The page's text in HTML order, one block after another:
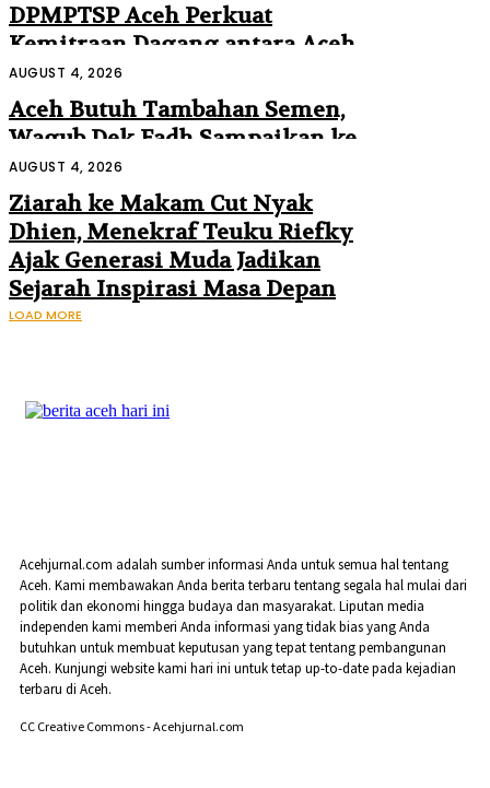
DPMPTSP Aceh Perkuat
Kemitraan Dagang antara Aceh
dan Malaysia
AUGUST 4, 2026
Aceh Butuh Tambahan Semen,
Wagub Dek Fadh Sampaikan ke
Mendagri dan Danantara
AUGUST 4, 2026
Ziarah ke Makam Cut Nyak
Dhien, Menekraf Teuku Riefky
Ajak Generasi Muda Jadikan
Sejarah Inspirasi Masa Depan
LOAD MORE
Acehjurnal.com adalah sumber informasi Anda untuk semua hal tentang
Aceh. Kami membawakan Anda berita terbaru tentang segala hal mulai dari
politik dan ekonomi hingga budaya dan masyarakat. Liputan media
independen kami memberi Anda informasi yang tidak bias yang Anda
butuhkan untuk membuat keputusan yang tepat tentang pembangunan
Aceh. Kunjungi website kami hari ini untuk tetap up-to-date pada kejadian
terbaru di Aceh.
CC Creative Commons - Acehjurnal.com